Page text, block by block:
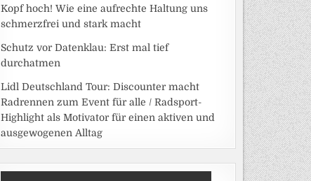
Kopf hoch! Wie eine aufrechte Haltung uns
schmerzfrei und stark macht
Schutz vor Datenklau: Erst mal tief
durchatmen
Lidl Deutschland Tour: Discounter macht
Radrennen zum Event für alle / Radsport-
Highlight als Motivator für einen aktiven und
ausgewogenen Alltag